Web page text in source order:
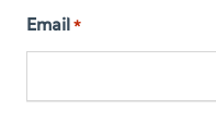
Email *